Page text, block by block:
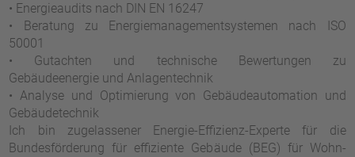
• Energieaudits nach DIN EN 16247
• Beratung zu Energiemanagementsystemen nach ISO
50001
• Gutachten und technische Bewertungen zu
Gebäudeenergie und Anlagentechnik
• Analyse und Optimierung von Gebäudeautomation und
Gebäudetechnik
Ich bin zugelassener Energie-Effizienz-Experte für die
Bundesförderung für effiziente Gebäude (BEG) für Wohn-